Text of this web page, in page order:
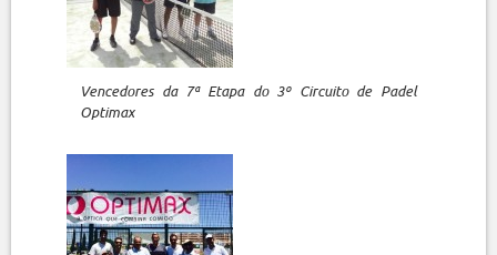
Vencedores da 7ª Etapa do 3º Circuito de Padel
Optimax